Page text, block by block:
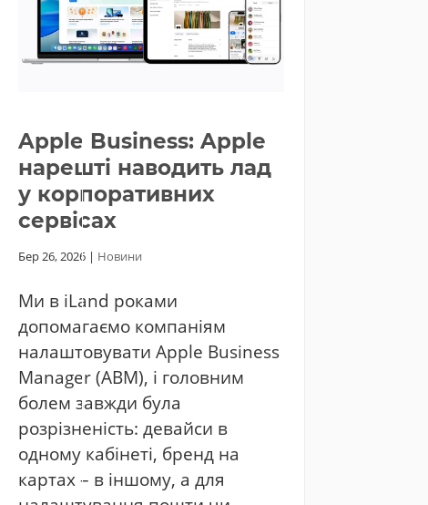
Apple Business: Apple
нарешті наводить лад
у корпоративних
сервісах
Бер 26, 2026 | Новини
Ми в iLand роками
допомагаємо компаніям
налаштовувати Apple Business
Manager (ABM), і головним
болем завжди була
розрізненість: девайси в
одному кабінеті, бренд на
картах – в іншому, а для